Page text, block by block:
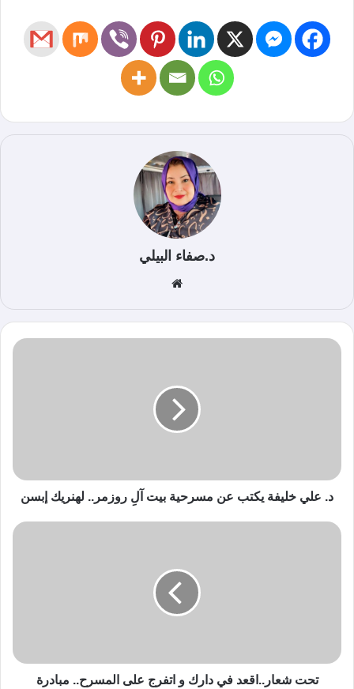
د.صفاء البيلي
الوي
ب
د. علي خليفة يكتب عن مسرحية بيت آلِ روزمر.. لهنريك إبسن
تحت شعار..اقعد في دارك و اتفرج على المسرح.. مبادرة